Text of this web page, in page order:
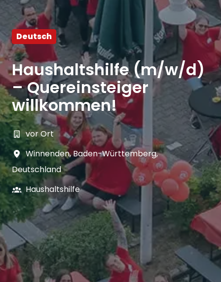
Deutsch
Haushaltshilfe (m/w/d)
– Quereinsteiger
willkommen!
vor Ort
Winnenden,Baden-Württemberg,
Deutschland
Haushaltshilfe